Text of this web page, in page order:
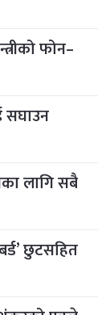
फोन–
सघाउन
लागि सबै
छुटसहित